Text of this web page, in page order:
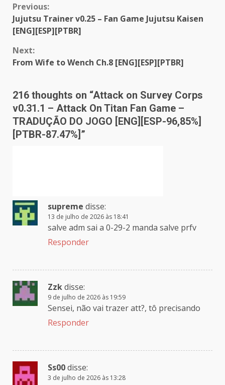
Continue
Reading
Previous:
Jujutsu Trainer v0.25 – Fan Game Jujutsu Kaisen
[ENG][ESP][PTBR]
Next:
From Wife to Wench Ch.8 [ENG][ESP][PTBR]
216 thoughts on “Attack on Survey Corps
v0.31.1 – Attack On Titan Fan Game –
TRADUÇÃO DO JOGO [ENG][ESP-96,85%]
[PTBR-87.47%] ”
supreme disse:
13 de julho de 2026 às 18:41
salve adm sai a 0-29-2 manda salve prfv
Responder
Zzkdisse:
9 de julho de 2026 às 19:59
Sensei, não vai trazer att?, tô precisando
Responder
Ss00disse:
3 de julho de 2026 às 13:28